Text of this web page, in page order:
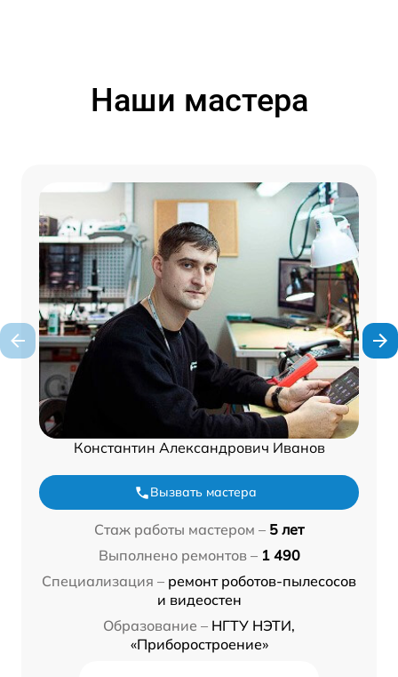
Наши мастера
Константин Александрович Иванов
Вызвать мастера
Стаж работы мастером – 5 лет
Выполнено ремонтов – 1 490
Специализация – ремонт роботов-пылесосов
и видеостен
Образование – НГТУ НЭТИ,
«Приборостроение»